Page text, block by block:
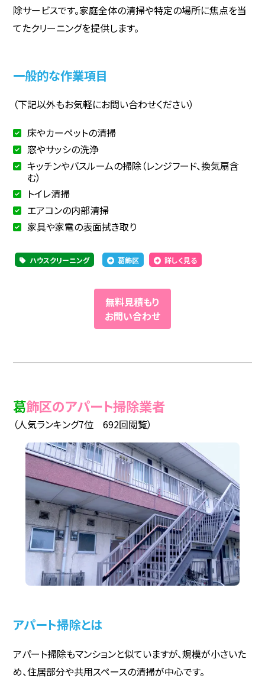
除サービスです。家庭全体の清掃や特定の場所に焦点を当
てたクリーニングを提供します。
一般的な作業項目
（下記以外もお気軽にお問い合わせください）
床やカーペットの清掃
窓やサッシの洗浄
キッチンやバスルームの掃除（レンジフード、換気扇含
む）
トイレ清掃
エアコンの内部清掃
家具や家電の表面拭き取り
ハウスクリーニング 葛飾区 詳しく見る
無料見積もり
お問い合わせ
葛飾区のアパート掃除業者
（人気ランキング7位 692回閲覧）
アパート掃除とは
アパート掃除もマンションと似ていますが、規模が小さいた
め、住居部分や共用スペースの清掃が中心です。